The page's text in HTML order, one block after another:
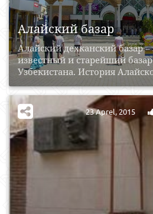
Алайский базар
Алайский дехканский базар
известный и старейший
Узбекистана. История
23 Aprel, 2015